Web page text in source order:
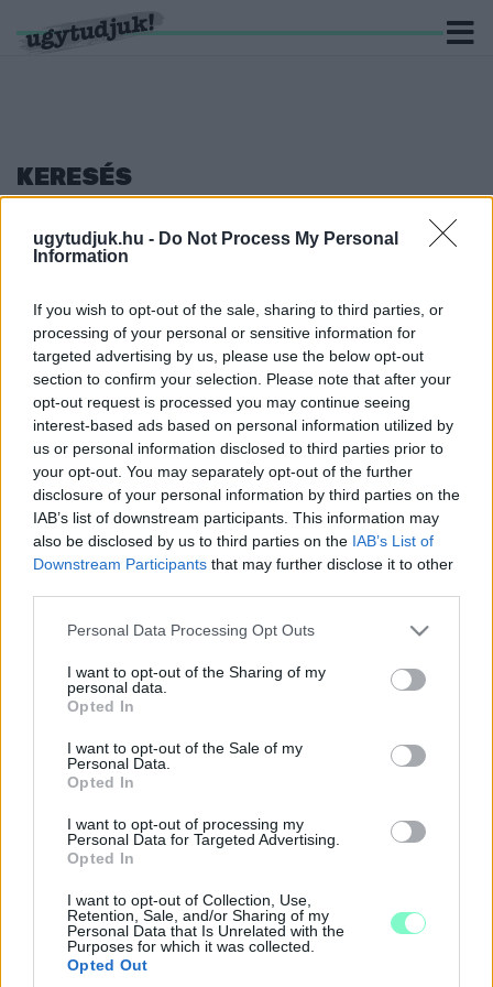
ugytudjuk.hu - Do Not Process My Personal
Information
If you wish to opt-out of the sale, sharing to third parties, or
processing of your personal or sensitive information for
targeted advertising by us, please use the below opt-out
section to confirm your selection. Please note that after your
opt-out request is processed you may continue seeing
interest-based ads based on personal information utilized by
us or personal information disclosed to third parties prior to
your opt-out. You may separately opt-out of the further
disclosure of your personal information by third parties on the
IAB’s list of downstream participants. This information may
also be disclosed by us to third parties on the IAB’s List of
Downstream Participants that may further disclose it to other
Please note that this website/app uses one or more Google
not limited to your visit or usage behaviour. You may click to
grant or deny consent to Google and its third-party tags to
use your data for below specified purposes in below Google
consent section.
Personal Data Processing Opt Outs
I want to opt-out of the Sharing of my
personal data.
Opted In
I want to opt-out of the Sale of my
Personal Data.
Opted In
I want to opt-out of processing my
Personal Data for Targeted Advertising.
Opted In
I want to opt-out of Collection, Use,
Retention, Sale, and/or Sharing of my
Personal Data that Is Unrelated with the
Purposes for which it was collected.
Opted Out
KERESÉS
6 hír találató a(z) "Közbeszerzési Hatóság" cimkével
ellátva.
KÖZBESZERZÉSI HATÓSÁG A GYŐRI FÜRDŐ
MIATT
2024. március. 27. 08:13
Nem írtak ki új közbeszerzést a 24 milliárdból megújuló vízi
élménypark üzemeltetésére, pedig kellett volna.
EGYELŐRE NEM ÚJÍTJA FEL AZ
ÖNKORMÁNYZAT A GYŐRI ZÖLD UTCÁNÁL
LÉVŐ CSOMÓPONTOT
2022. március. 18. 10:01
A közbeszerzési eljárás eredménytelenül zárult.
CSODÁS FEJLESZTÉSEK JÖNNEK A
VÁLASZTÁSI ÉVBEN: 12 VAS MEGYEI
TELEPÜLÉS FEJLESZTÉSÉRŐL ÍRT KI
KÖZBESZERZÉST A MEGYEI ÖNKORMÁNYZAT
2022. január. 23. 16:26
Óvoda, bölcsőde, családsegítő, fürdő, utak, csatornák és
kerékpárutak tervezésére írt ki közbeszerzést a Vas Megyei
Önkormányzat.
MÉSZÁROSÉK ÉRDEKELTSÉGE ÉPÍTI 385
MILLIÓÉRT A GYŐRI REFORMÁTUS BÖLCSŐDÉT
2021. november. 25. 19:40
A Bálint Mihály utca 2. alatti épületre jócskán ráfér a felújítás.
JUTOTT A KUKACOS, ROMLOTT ÉS SILÁNY
HÚSOKBÓL
2021. szeptember. 23. 11:01
Nem sokat teketóriázott a Nemzeti Élelmiszerlánc-biztonsági